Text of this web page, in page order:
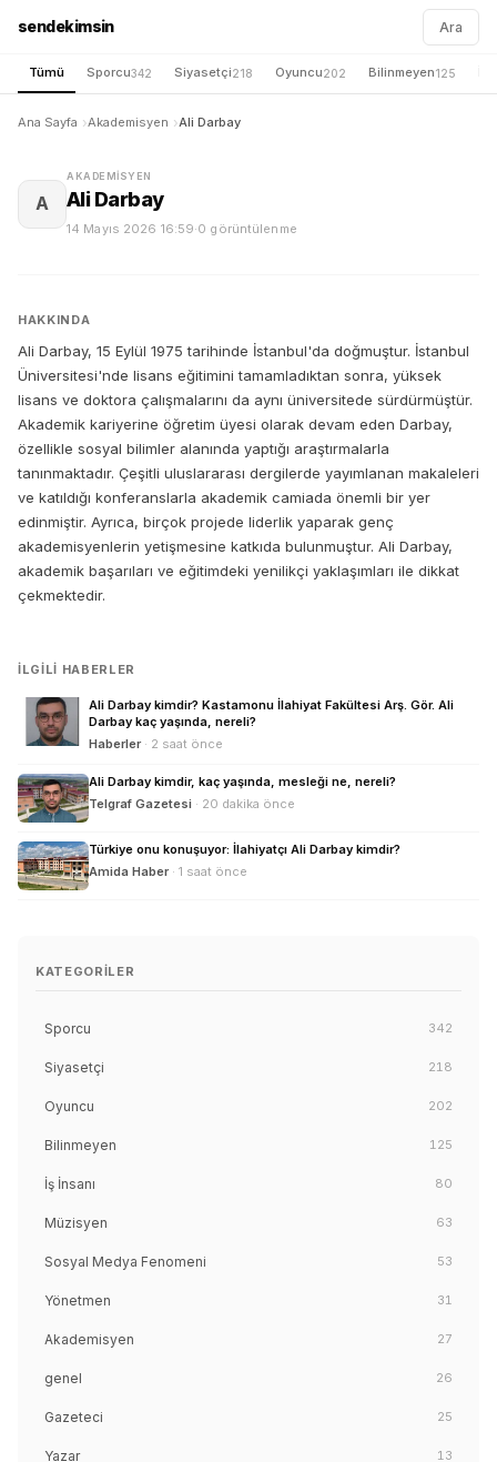
sendekimsin Ara
Tümü Sporcu342 Siyasetçi218 Oyuncu202 Bilinmeyen125
Ana Sayfa Akademisyen Ali Darbay
A
AKADEMISYEN
Ali Darbay
14 Mayıs 2026 16:59·0 görüntülenme
HAKKINDA
Ali Darbay, 15 Eylül 1975 tarihinde İstanbul'da doğmuştur. İstanbul
Üniversitesi'nde lisans eğitimini tamamladıktan sonra, yüksek
lisans ve doktora çalışmalarını da aynı üniversitede sürdürmüştür.
Akademik kariyerine öğretim üyesi olarak devam eden Darbay,
özellikle sosyal bilimler alanında yaptığı araştırmalarla
tanınmaktadır. Çeşitli uluslararası dergilerde yayımlanan makaleleri
ve katıldığı konferanslarla akademik camiada önemli bir yer
edinmiştir. Ayrıca, birçok projede liderlik yaparak genç
akademisyenlerin yetişmesine katkıda bulunmuştur. Ali Darbay,
akademik başarıları ve eğitimdeki yenilikçi yaklaşımları ile dikkat
çekmektedir.
İLGILI HABERLER
Ali Darbay kimdir? Kastamonu İlahiyat Fakültesi Arş. Gör. Ali
Darbay kaç yaşında, nereli?
Haberler· 2 saat önce
Ali Darbay kimdir, kaç yaşında, mesleği ne, nereli?
Telgraf Gazetesi · 20 dakika önce
Türkiye onu konuşuyor: İlahiyatçı Ali Darbay kimdir?
Amida Haber· 1 saat önce
KATEGORILER
Sporcu 342
Siyasetçi 218
Oyuncu 202
Bilinmeyen 125
İş İnsanı 80
Müzisyen 63
Sosyal Medya Fenomeni 53
Yönetmen 31
Akademisyen 27
genel 26
Gazeteci 25
Yazar 13